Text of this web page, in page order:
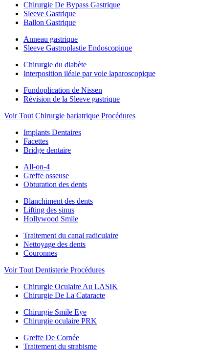
Chirurgie De Bypass Gastrique
Sleeve Gastrique
Ballon Gastrique
Anneau gastrique
Sleeve Gastroplastie Endoscopique
Chirurgie du diabète
Interposition iléale par voie laparoscopique
Fundoplication de Nissen
Révision de la Sleeve gastrique
Voir Tout Chirurgie bariatrique Procédures
Implants Dentaires
Facettes
Bridge dentaire
All-on-4
Greffe osseuse
Obturation des dents
Blanchiment des dents
Lifting des sinus
Hollywood Smile
Traitement du canal radiculaire
Nettoyage des dents
Couronnes
Voir Tout Dentisterie Procédures
Chirurgie Oculaire Au LASIK
Chirurgie De La Cataracte
Chirurgie Smile Eye
Chirurgie oculaire PRK
Greffe De Cornée
Traitement du strabisme